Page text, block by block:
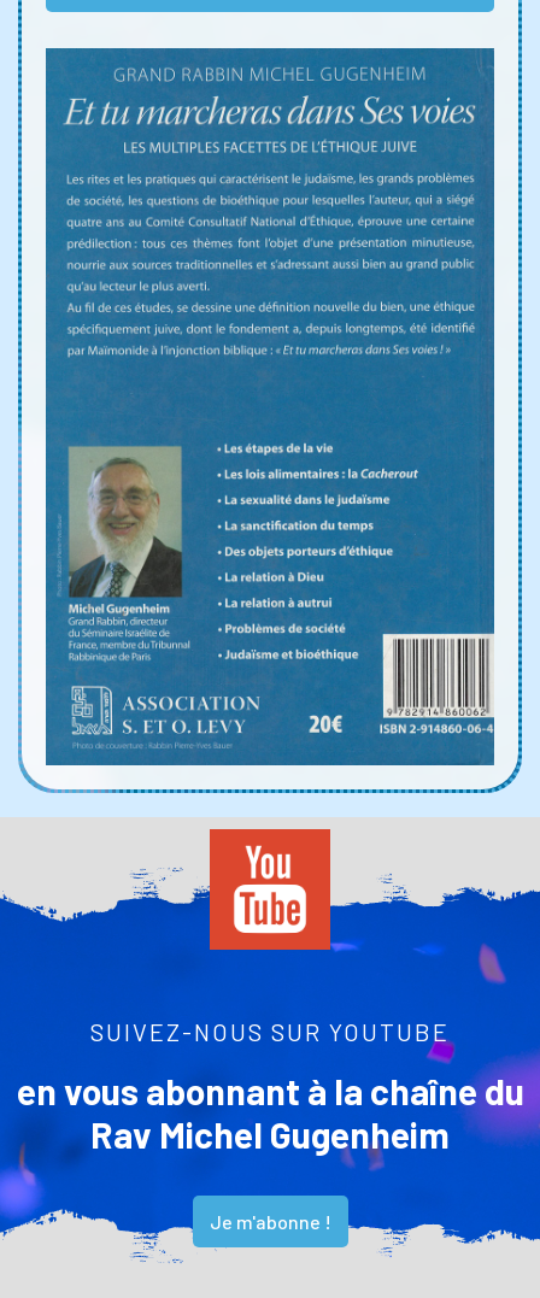
SUIVEZ-NOUS SUR YOUTUBE
en vous abonnant à la chaîne du
Rav Michel Gugenheim
Je m'abonne !